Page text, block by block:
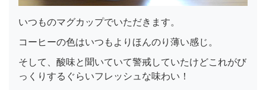
いつものマグカップでいただきます。
コーヒーの色はいつもよりほんのり薄い感じ。
そして、酸味と聞いていて警戒していたけどこれがび
っくりするぐらいフレッシュな味わい！